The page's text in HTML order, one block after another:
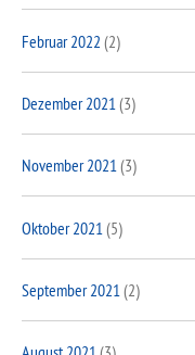
Februar 2022 (2)
Dezember 2021 (3)
November 2021(3)
Oktober 2021 (5)
September 2021(2)